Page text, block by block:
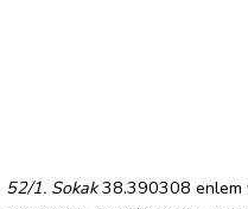
52/1. Sokak38.390308 enlem